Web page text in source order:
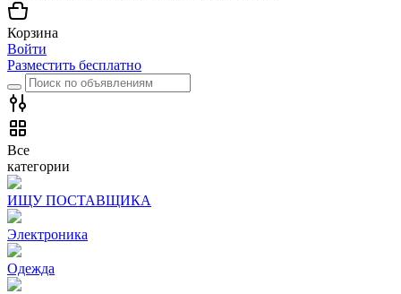
Корзина
Войти
Разместить бесплатно
Все
категории
ИЩУ ПОСТАВЩИКА
Электроника
Одежда